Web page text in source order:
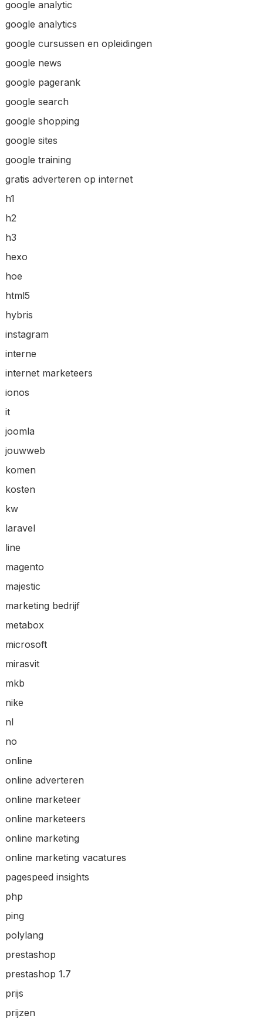
google analytic
google analytics
google cursussen en opleidingen
google news
google pagerank
google search
google shopping
google sites
google training
gratis adverteren op internet
h1
h2
h3
hexo
hoe
html5
hybris
instagram
interne
internet marketeers
ionos
it
joomla
jouwweb
komen
kosten
kw
laravel
line
magento
majestic
marketing bedrijf
metabox
microsoft
mirasvit
mkb
nike
nl
no
online
online adverteren
online marketeer
online marketeers
online marketing
online marketing vacatures
pagespeed insights
php
ping
polylang
prestashop
prestashop 1.7
prijs
prijzen